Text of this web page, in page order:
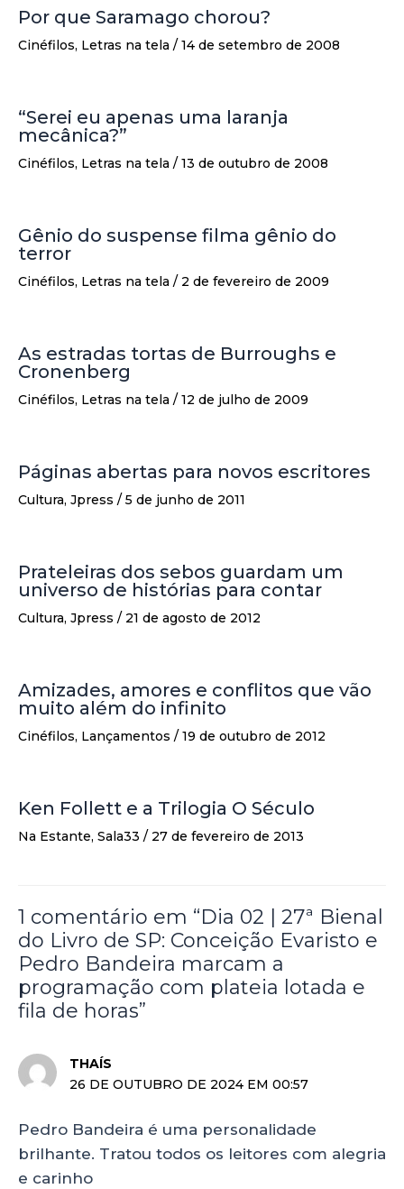
Por que Saramago chorou?
Cinéfilos, Letras na tela / 14 de setembro de 2008
“Serei eu apenas uma laranja
mecânica?”
Cinéfilos, Letras na tela / 13 de outubro de 2008
Gênio do suspense filma gênio do
terror
Cinéfilos, Letras na tela / 2 de fevereiro de 2009
As estradas tortas de Burroughs e
Cronenberg
Cinéfilos, Letras na tela / 12 de julho de 2009
Páginas abertas para novos escritores
Cultura, Jpress / 5 de junho de 2011
Prateleiras dos sebos guardam um
universo de histórias para contar
Cultura, Jpress / 21 de agosto de 2012
Amizades, amores e conflitos que vão
muito além do infinito
Cinéfilos, Lançamentos / 19 de outubro de 2012
Ken Follett e a Trilogia O Século
Na Estante, Sala33 / 27 de fevereiro de 2013
1 comentário em “Dia 02 | 27ª Bienal
do Livro de SP: Conceição Evaristo e
Pedro Bandeira marcam a
programação com plateia lotada e
fila de horas”
THAÍS
26 DE OUTUBRO DE 2024 EM 00:57
Pedro Bandeira é uma personalidade
brilhante. Tratou todos os leitores com alegria
e carinho